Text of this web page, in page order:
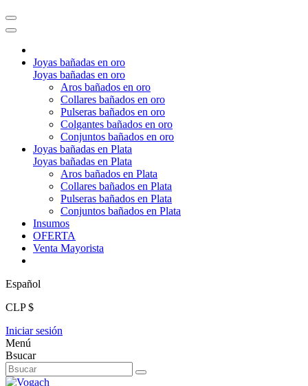
Joyas bañadas en oro
Joyas bañadas en oro
Aros bañados en oro
Collares bañados en oro
Pulseras bañados en oro
Colgantes bañados en oro
Conjuntos bañados en oro
Joyas bañadas en Plata
Joyas bañadas en Plata
Aros bañados en Plata
Collares bañados en Plata
Pulseras bañados en Plata
Conjuntos bañados en Plata
Insumos
OFERTA
Venta Mayorista
Español
CLP $
Iniciar sesión
Menú
Bsucar